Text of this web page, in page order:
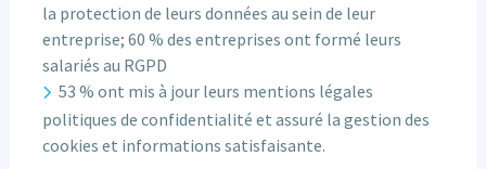
la protection de leurs données au sein de leur
entreprise; 60 % des entreprises ont formé leurs
salariés au RGPD
53 % ont mis à jour leurs mentions légales
politiques de confidentialité et assuré la gestion des
cookies et informations satisfaisante.